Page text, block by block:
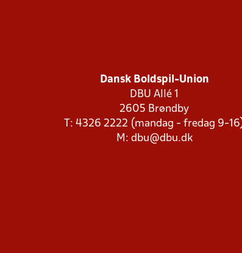
Dansk Boldspil-Union
DBU Allé 1
2605 Brøndby
T: 4326 2222 (mandag - fredag 9-
M: dbu@dbu.dk